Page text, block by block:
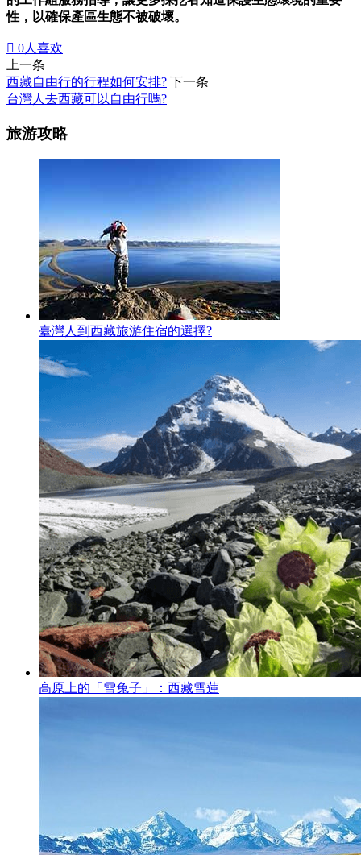
性，以確保產區生態不被破壞。
 0人喜欢
上一条
西藏自由行的行程如何安排? 下一条
台灣人去西藏可以自由行嗎?
旅游攻略
臺灣人到西藏旅游住宿的選擇?
高原上的「雪兔子」：西藏雪蓮